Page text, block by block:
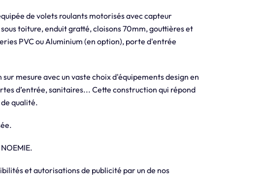
de volets roulants motorisés avec capteur
toiture, enduit gratté, cloisons 70mm, gouttières et
PVC ou Aluminium (en option), porte d'entrée
mesure avec un vaste choix d'équipements design en
d’entrée, sanitaires... Cette construction qui répond
qualité.
et autorisations de publicité par un de nos